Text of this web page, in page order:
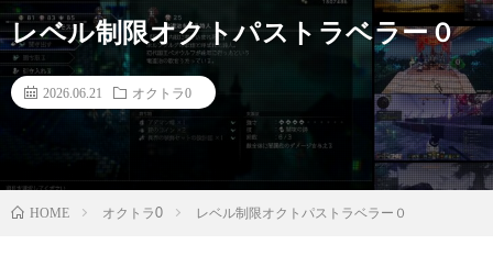
レベル制限オクトパストラベラー０
2026.06.21 オクトラ0
HOME オクトラ0 レベル制限オクトパストラベラー０